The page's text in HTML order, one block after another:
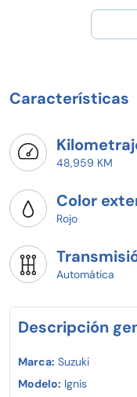
" Pregunta por
el número de
Características
48,959 KM
Color
Rojo
Automática
Descripción
Marca: Suzuki
Modelo: Ignis